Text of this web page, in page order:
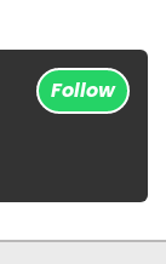
Follow